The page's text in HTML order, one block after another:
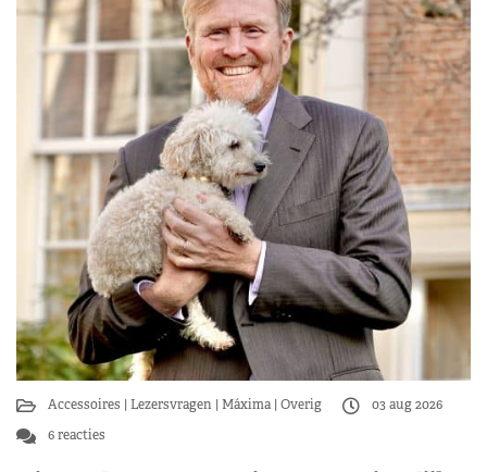
Accessoires Lezersvragen Máxima Overig
03 aug 2026
6 reacties